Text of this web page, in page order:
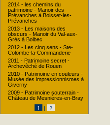
2014 - les chemins du
patrimoine - Manoir des
Prévanches à Boisset-les-
Prévanches
2013 - Les maisons des
obscurs - Manoir du Val-aux-
Grès à Bolbec
2012 - Les cinq sens - Ste-
Colombe-la-Commanderie
2011 - Patrimoine secret -
Archevêché de Rouen
2010 - Patrimoine en couleurs -
Musée des impressionnismes à
Giverny
2009 - Patrimoine souterrain -
Château de Mesnières-en-Bray
1
| 2